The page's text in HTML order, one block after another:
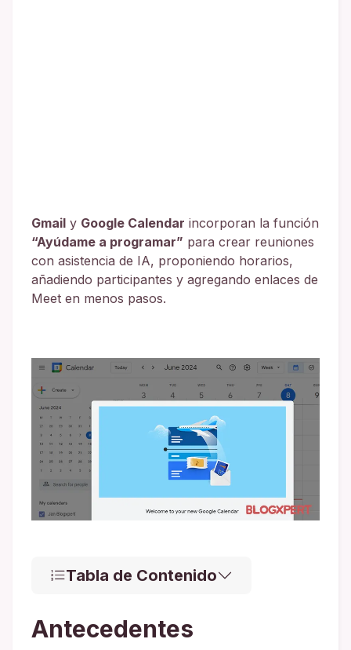
Gmail y Google Calendar incorporan la función
“Ayúdame a programar” para crear reuniones
con asistencia de IA, proponiendo horarios,
añadiendo participantes y agregando enlaces de
Meet en menos pasos.
Tabla de Contenido
Antecedentes